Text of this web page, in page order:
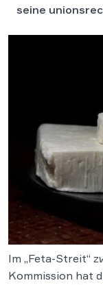
seine
Im „Feta-Streit“
Kommission hat